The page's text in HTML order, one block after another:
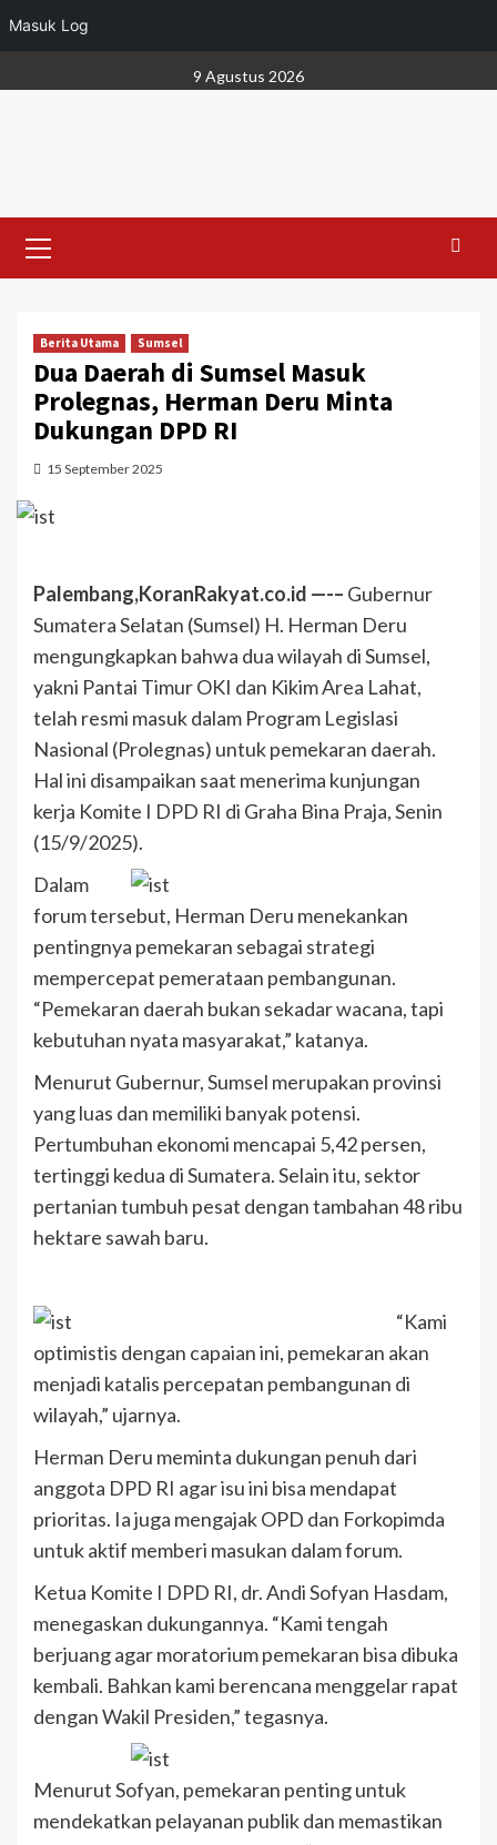
Masuk Log
to
9 Agustus 2026
Menu
Berita Utama Sumsel
Dua Daerah di Sumsel Masuk
Prolegnas, Herman Deru Minta
Dukungan DPD RI
15 September 2025
Palembang,KoranRakyat.co.id —-– Gubernur
Sumatera Selatan (Sumsel) H. Herman Deru
mengungkapkan bahwa dua wilayah di Sumsel,
yakni Pantai Timur OKI dan Kikim Area Lahat,
telah resmi masuk dalam Program Legislasi
Nasional (Prolegnas) untuk pemekaran daerah.
Hal ini disampaikan saat menerima kunjungan
kerja Komite I DPD RI di Graha Bina Praja, Senin
(15/9/2025).
Dalam
forum tersebut, Herman Deru menekankan
pentingnya pemekaran sebagai strategi
mempercepat pemerataan pembangunan.
“Pemekaran daerah bukan sekadar wacana, tapi
kebutuhan nyata masyarakat,” katanya.
Menurut Gubernur, Sumsel merupakan provinsi
yang luas dan memiliki banyak potensi.
Pertumbuhan ekonomi mencapai 5,42 persen,
tertinggi kedua di Sumatera. Selain itu, sektor
pertanian tumbuh pesat dengan tambahan 48 ribu
hektare sawah baru.
“Kami
optimistis dengan capaian ini, pemekaran akan
menjadi katalis percepatan pembangunan di
wilayah,” ujarnya.
Herman Deru meminta dukungan penuh dari
anggota DPD RI agar isu ini bisa mendapat
prioritas. Ia juga mengajak OPD dan Forkopimda
untuk aktif memberi masukan dalam forum.
Ketua Komite I DPD RI, dr. Andi Sofyan Hasdam,
menegaskan dukungannya. “Kami tengah
berjuang agar moratorium pemekaran bisa dibuka
kembali. Bahkan kami berencana menggelar rapat
dengan Wakil Presiden,” tegasnya.
Menurut Sofyan, pemekaran penting untuk
mendekatkan pelayanan publik dan memastikan